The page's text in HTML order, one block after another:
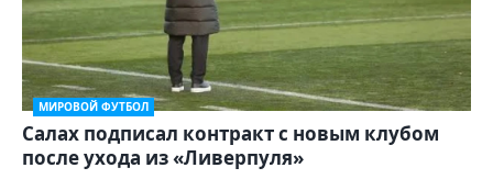
МИРОВОЙ ФУТБОЛ
Салах подписал контракт с новым клубом
после ухода из «Ливерпуля»